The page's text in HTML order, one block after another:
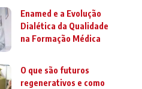
Enamed e a Evolução
Dialética da Qualidade
na Formação Médica
O que são futuros
regenerativos e como